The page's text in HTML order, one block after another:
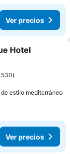
Ver precios
Hotel
estilo mediterráneo
Ver precios